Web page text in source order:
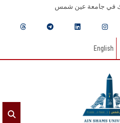
بك في جامعة عين شمس
English